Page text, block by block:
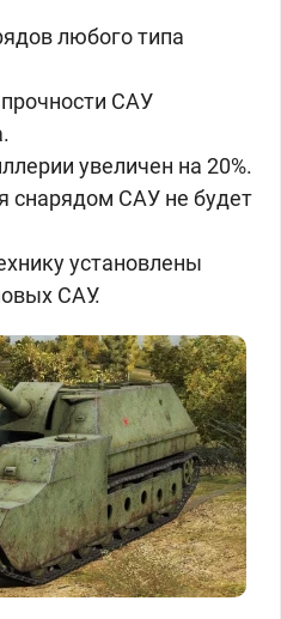
любого типа
САУ
увеличен на 20%.
снарядом САУ не будет
установлены
САУ.